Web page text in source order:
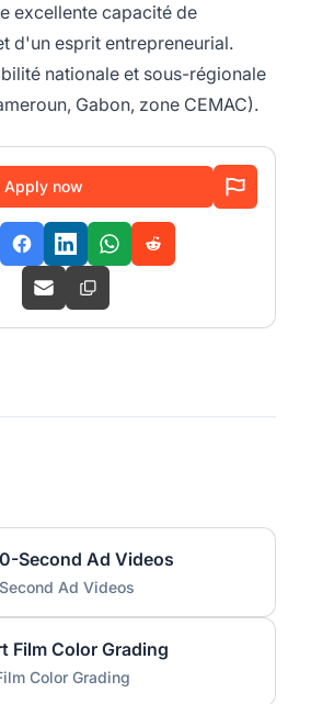
excellente capacité de
d'un esprit entrepreneurial.
nationale et sous-régionale
Gabon, zone CEMAC).
Apply now
Second Ad Videos
Ad Videos
Film Color Grading
Color Grading